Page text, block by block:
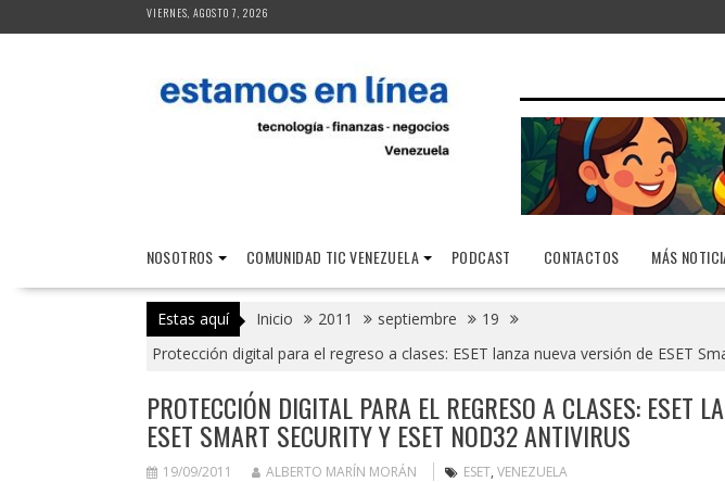
al
VIERNES, AGOSTO 7, 2026
NOSOTROS COMUNIDAD TIC VENEZUELA PODCAST CONTACTOS MÁS
Estas aquí Inicio 2011 septiembre
19
Protección digital para el regreso a clases: ESET lanza nueva versión de ESET
PROTECCIÓN DIGITAL PARA EL REGRESO A CLASES: ESET
ESET SMART SECURITY Y ESET NOD32 ANTIVIRUS
19/09/2011 ALBERTO MARÍN MORÁN ESET, VENEZUELA